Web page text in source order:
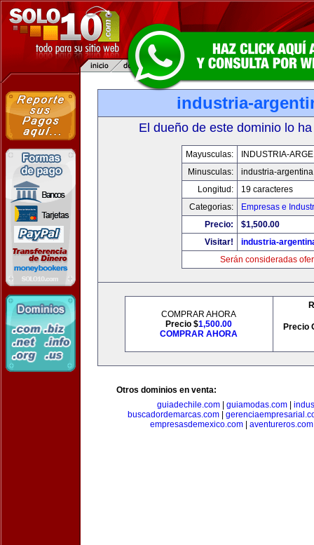
industria-
El dueño de este dominio lo
Mayusculas:
INDUSTRIA-
Minusculas:
industria-
Longitud:
19 caracteres
Categorias:
Empresas e
Precio:
$1,500.00
Visitar!
industria-
Serán consideradas
COMPRAR AHORA
Precio $1,500.00
COMPRAR AHORA
Precio
Otros dominios en venta:
guiadechile.com
guiamodas.com
buscadordemarcas.com|
empresasdemexico.com| aventureros.com